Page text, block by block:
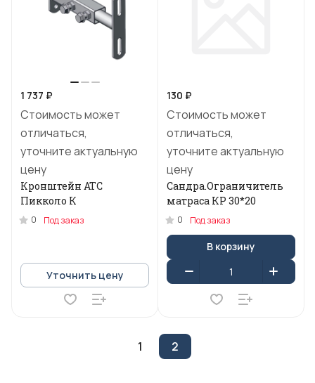
1 737 ₽
Стоимость может
отличаться,
уточните актуальную
цену
Кронштейн АТС
Пикколо К
0 Под заказ
Уточнить цену
130 ₽
Стоимость может
отличаться,
уточните актуальную
цену
Сандра.Ограничитель
матраса КР 30*20
0 Под заказ
В корзину
1 2